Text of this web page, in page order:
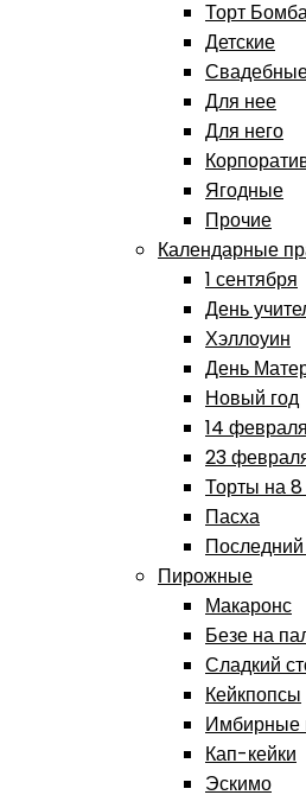
Торт
Детские
Для нее
Для него
Ягодные
Прочие
Календарные
1 сентября
День
Хэллоуин
День
Новый год
14 февраля
23
Торты на
Пасха
Последний
Пирожные
Макаронс
Безе на
Сладкий
Кейкпопсы
Имбирные
Кап-кейки
Эскимо